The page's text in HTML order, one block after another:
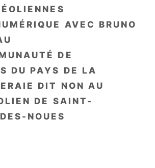
AVEC BRUNO
DE
DU PAYS DE LA
DIT NON AU
DE SAINT-
NOUES